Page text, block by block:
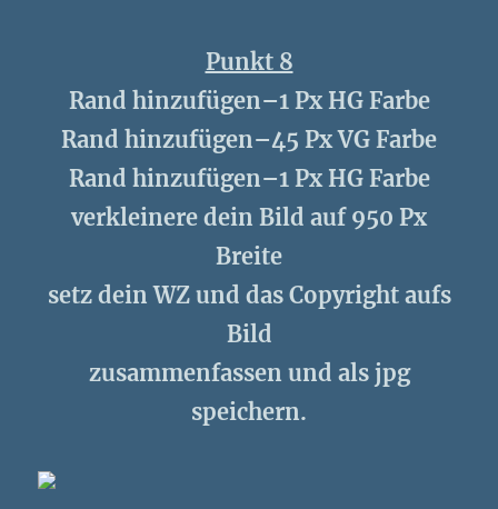
Punkt 8
Rand hinzufügen–1 Px HG Farbe
Rand hinzufügen–45 Px VG Farbe
Rand hinzufügen–1 Px HG Farbe
verkleinere dein Bild auf 950 Px
Breite
setz dein WZ und das Copyright aufs
Bild
zusammenfassen und als jpg
speichern.